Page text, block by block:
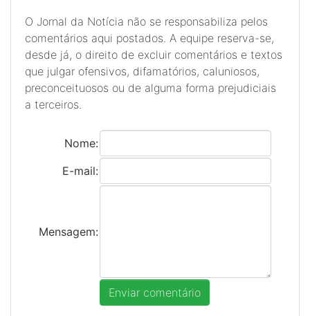
O Jornal da Notícia não se responsabiliza pelos
comentários aqui postados. A equipe reserva-se,
desde já, o direito de excluir comentários e textos
que julgar ofensivos, difamatórios, caluniosos,
preconceituosos ou de alguma forma prejudiciais
a terceiros.
Nome:
E-mail:
Mensagem: